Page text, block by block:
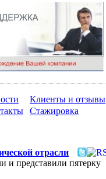
Клиенты и отзывы
Стажировка
отрасли
и представили пятерку